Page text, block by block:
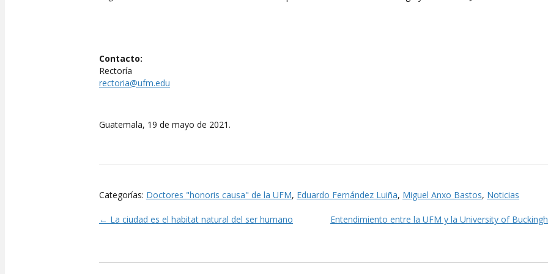
Contacto:
Rectoría
rectoria@ufm.edu
Guatemala, 19 de mayo de 2021.
Categorías: Doctores "honoris causa" de la UFM, Eduardo Fernández Luiña, Miguel Anxo Bastos, Noticias
Posts
← La ciudad es el habitat natural del ser humano
Entendimiento entre la UFM y la University of